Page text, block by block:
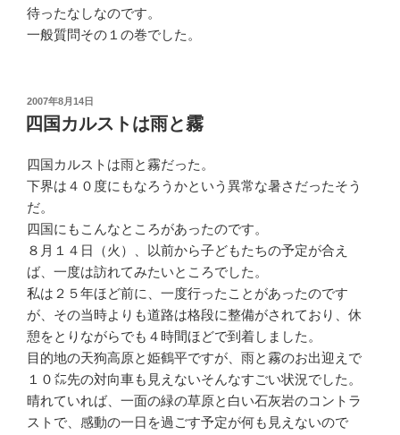
待ったなしなのです。
一般質問その１の巻でした。
投
稿
日:
2007年8月14日
四国カルストは雨と霧
四国カルストは雨と霧だった。
下界は４０度にもなろうかという異常な暑さだったそう
だ。
四国にもこんなところがあったのです。
８月１４日（火）、以前から子どもたちの予定が合え
ば、一度は訪れてみたいところでした。
私は２５年ほど前に、一度行ったことがあったのです
が、その当時よりも道路は格段に整備がされており、休
憩をとりながらでも４時間ほどで到着しました。
目的地の天狗高原と姫鶴平ですが、雨と霧のお出迎えで
１０㍍先の対向車も見えないそんなすごい状況でした。
晴れていれば、一面の緑の草原と白い石灰岩のコントラ
ストで、感動の一日を過ごす予定が何も見えないので